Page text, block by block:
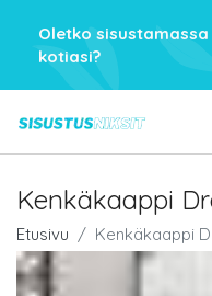
Oletko sisustamassa
kotiasi?
Kenkäkaappi
Etusivu Kenkäkaappi